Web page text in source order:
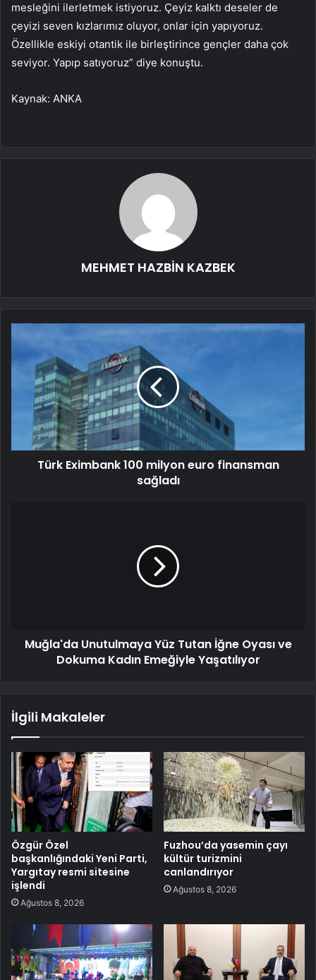
mesleğini ilerletmek istiyoruz. Çeyiz kalktı deseler de
çeyizi seven kızlarımız oluyor, onlar için yapıyoruz.
Özellikle eskiyi otantik ile birleştirince gençler daha çok
seviyor. Yapıp satıyoruz” diye konuştu.
Kaynak: ANKA
MEHMET HAZBİN KAZBEK
Türk Eximbank 100 milyon euro finansman
sağladı
Muğla'da Unutulmaya Yüz Tutan İğne Oyası ve
Dokuma Kadın Emeğiyle Yaşatılıyor
İlgili Makaleler
Özgür Özel
başkanlığındaki Yeni Parti,
Yargıtay resmi sitesine
işlendi
Ağustos 8, 2026
Fuzhou’da yasemin çayı
kültür turizmini
canlandırıyor
Ağustos 8, 2026